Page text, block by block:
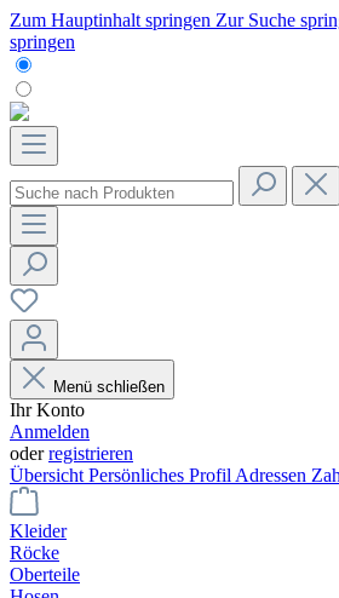
Zum Hauptinhalt springen Zur Suche
springen
Menü schließen
Ihr Konto
Anmelden
oderregistrieren
Übersicht Persönliches Profil Adressen
Kleider
Röcke
Oberteile